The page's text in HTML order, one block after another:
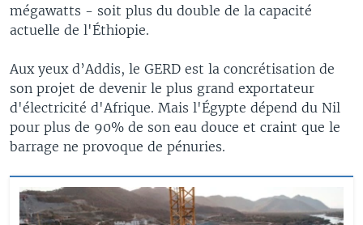
mégawatts - soit plus du double de la capacité
actuelle de l'Éthiopie.
Aux yeux d’Addis, le GERD est la concrétisation de
son projet de devenir le plus grand exportateur
d'électricité d'Afrique. Mais l'Égypte dépend du Nil
pour plus de 90% de son eau douce et craint que le
barrage ne provoque de pénuries.